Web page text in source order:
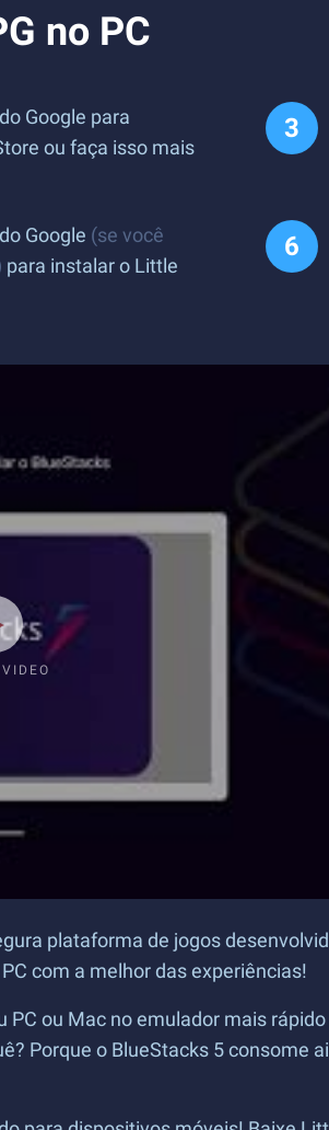
no PC
Google para
ou faça isso mais
Google (se você
para instalar o Little
plataforma de jogos
com a melhor das experiências!
ou Mac no emulador mais
Porque o BlueStacks 5 consome